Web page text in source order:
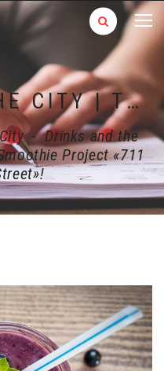
DRINKS AND THE CITY | THE BECEL PROACTIV SMOOTHIE PROJECT «711 BLUEBERRY STREET»!
- Drinks and the
Project «711